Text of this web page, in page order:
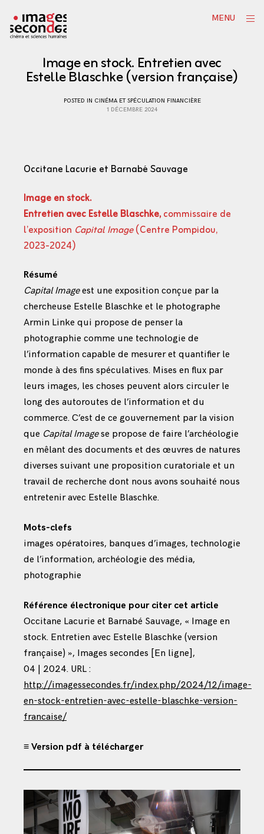
content
MENU
Image en stock. Entretien avec
Estelle Blaschke (version française)
POSTED IN CINÉMA ET SPÉCULATION FINANCIÈRE
1 DÉCEMBRE 2024
Occitane Lacurie et Barnabé Sauvage
Image en stock.
Entretien avec Estelle Blaschke,commissaire de
l’exposition Capital Image(Centre Pompidou,
2023-2024)
Résumé
Capital Imageest une exposition conçue par la
chercheuse Estelle Blaschke et le photographe
Armin Linke qui propose de penser la
photographie comme une technologie de
l’information capable de mesurer et quantifier le
monde à des fins spéculatives. Mises en flux par
leurs images, les choses peuvent alors circuler le
long des autoroutes de l’information et du
commerce. C’est de ce gouvernement par la vision
que Capital Imagese propose de faire l’archéologie
en mêlant des documents et des œuvres de natures
diverses suivant une proposition curatoriale et un
travail de recherche dont nous avons souhaité nous
entretenir avec Estelle Blaschke.
Mots-clefs
images opératoires, banques d’images, technologie
de l’information, archéologie des média,
photographie
Référence électronique pour citer cet article
Occitane Lacurie et Barnabé Sauvage, « Image en
stock. Entretien avec Estelle Blaschke (version
française) », Images secondes [En ligne],
04 | 2024. URL :
http://imagessecondes.fr/index.php/2024/12/image-
en-stock-entretien-avec-estelle-blaschke-version-
francaise/
≡ Version pdf à télécharger